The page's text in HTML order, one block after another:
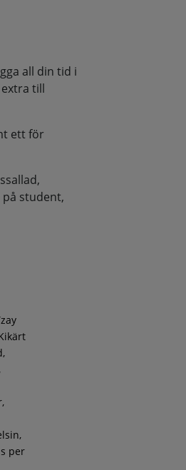
all din tid i
till
ett för
student,
per